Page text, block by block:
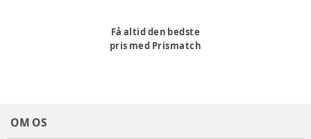
Få altid den bedste
pris med Prismatch
OM OS